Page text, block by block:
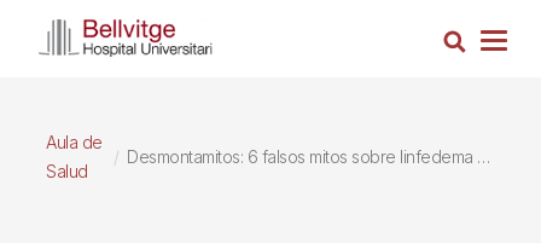
Busca
Aula de
Salud
Desmontamitos: 6 falsos mitos sobre linfedema en el tratamiento por cáncer de mama